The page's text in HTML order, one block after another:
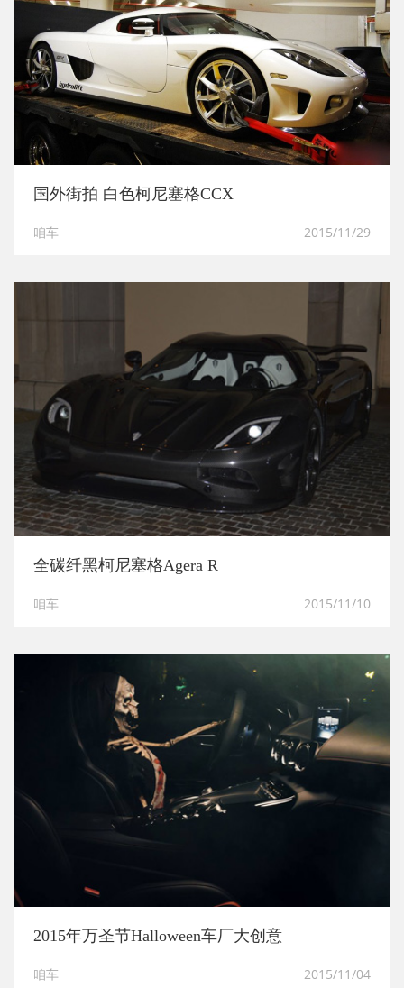
国外街拍 白色柯尼塞格CCX
咱车 2015/11/29
全碳纤黑柯尼塞格Agera R
咱车 2015/11/10
2015年万圣节Halloween车厂大创意
咱车 2015/11/04